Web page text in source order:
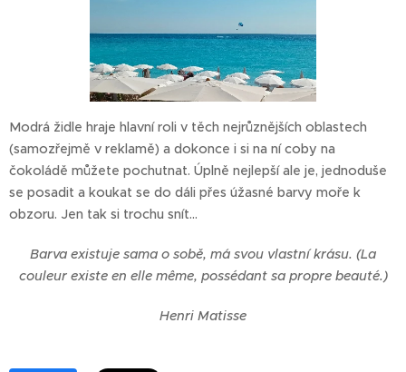
Modrá židle hraje hlavní roli v těch nejrůznějších oblastech
(samozřejmě v reklamě) a dokonce i si na ní coby na
čokoládě můžete pochutnat. Úplně nejlepší ale je, jednoduše
se posadit a koukat se do dáli přes úžasné barvy moře k
obzoru. Jen tak si trochu snít…
Barva existuje sama o sobě, má svou vlastní krásu. (La
couleur existe en elle même, possédant sa propre beauté.)
Henri Matisse